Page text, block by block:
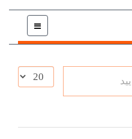
نمایش